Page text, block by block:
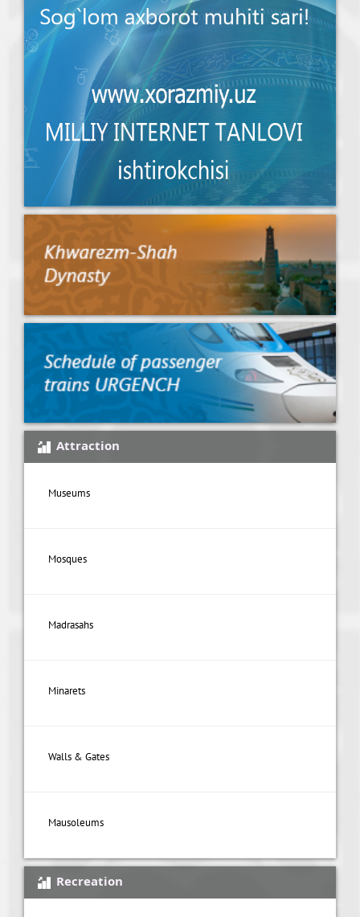
Attraction
Museums
Mosques
Madrasahs
Minarets
Walls & Gates
Mausoleums
Recreation